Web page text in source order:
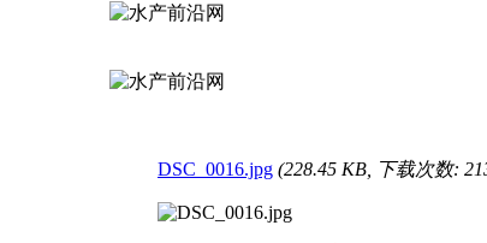
DSC_0016.jpg (228.45 KB, 下载次数: